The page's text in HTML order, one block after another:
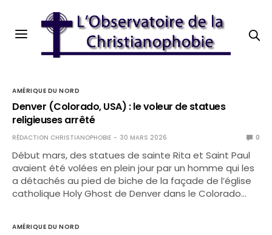
AMÉRIQUE DU NORD
Denver (Colorado, USA) : le voleur de statues
religieuses arrêté
RÉDACTION CHRISTIANOPHOBIE 30 MARS 2026 0
Début mars, des statues de sainte Rita et Saint Paul
avaient été volées en plein jour par un homme qui les
a détachés au pied de biche de la façade de l’église
catholique Holy Ghost de Denver dans le Colorado…
AMÉRIQUE DU NORD